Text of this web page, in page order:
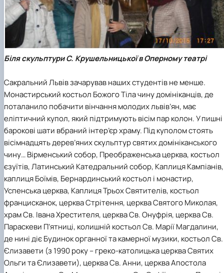
Біля скульптури С. Крушельницької в Оперному театрі
Сакральний Львів зачарував наших студентів не менше.
Монастирський костьол Божого Тіла чину домініканців, де
поталанило побачити вінчання молодих львів’ян, має
еліптичний купол, який підтримують вісім пар колон. У пишні
барокові шати вбраний інтер’єр храму. Під куполом стоять
вісімнадцять дерев’яних скульптур святих домініканського
чину… Вірменський собор, Преображенська церква, костьол
єзуїтів, Латинський Катедральний собор, Каплиця Кампіанів,
каплиця Боїмів, Бернардинський костьол і монастир,
Успенська церква, Каплиця Трьох Святителів, костьол
францисканок, церква Стрітення, церква Святого Миколая,
храм Св. Івана Хрестителя, церква Св. Онуфрія, церква Св.
Параскеви П’ятниці, колишній костьол Св. Марії Магдалини,
де нині діє Будинок органної та камерної музики, костьол Св.
Єлизавети (з 1990 року – греко-католицька церква Святих
Ольги та Єлизавети), церква Св. Анни, церква Апостола